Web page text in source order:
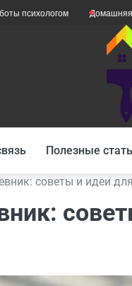
Домашняя одежда для
Полезные
советы и идеи